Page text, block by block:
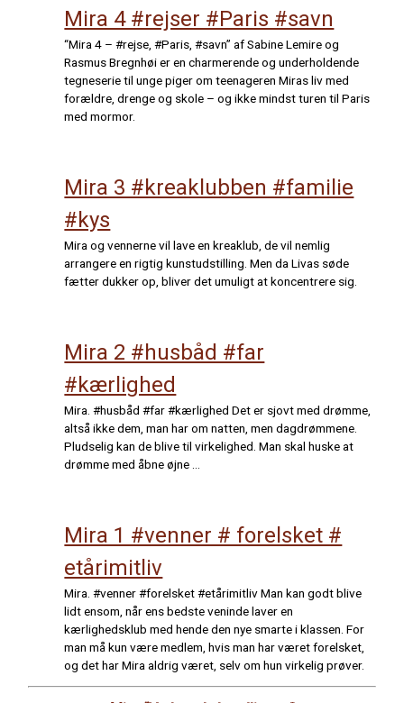
Mira 4 #rejser #Paris #savn
“Mira 4 – #rejse, #Paris, #savn” af Sabine Lemire og
Rasmus Bregnhøi er en charmerende og underholdende
tegneserie til unge piger om teenageren Miras liv med
forældre, drenge og skole – og ikke mindst turen til Paris
med mormor.
Mira 3 #kreaklubben #familie
#kys
Mira og vennerne vil lave en kreaklub, de vil nemlig
arrangere en rigtig kunstudstilling. Men da Livas søde
fætter dukker op, bliver det umuligt at koncentrere sig.
Mira 2 #husbåd #far
#kærlighed
Mira. #husbåd #far #kærlighed Det er sjovt med drømme,
altså ikke dem, man har om natten, men dagdrømmene.
Pludselig kan de blive til virkelighed. Man skal huske at
drømme med åbne øjne …
Mira 1 #venner # forelsket #
etårimitliv
Mira. #venner #forelsket #etårimitliv Man kan godt blive
lidt ensom, når ens bedste veninde laver en
kærlighedsklub med hende den nye smarte i klassen. For
man må kun være medlem, hvis man har været forelsket,
og det har Mira aldrig været, selv om hun virkelig prøver.